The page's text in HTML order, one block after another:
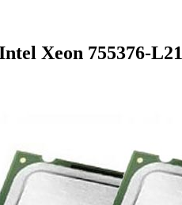
Xeon 755376-L21